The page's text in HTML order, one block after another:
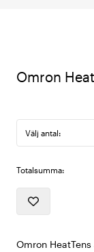
Omron
Välj antal:
Totalsumma:
Omron